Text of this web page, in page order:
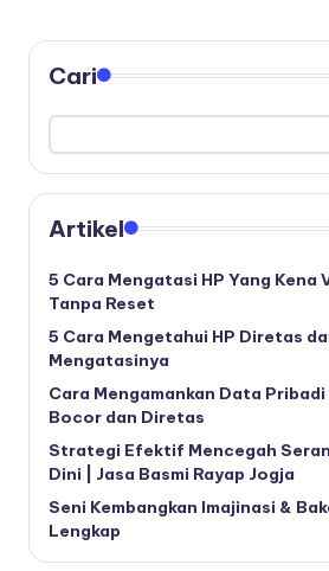
Cari
Artikel
5 Cara Mengatasi HP Yang Kena
Tanpa Reset
5 Cara Mengetahui HP Diretas
Mengatasinya
Cara Mengamankan Data Pribadi
Bocor dan Diretas
Strategi Efektif Mencegah
Dini | Jasa Basmi Rayap Jogja
Seni Kembangkan Imajinasi &
Lengkap